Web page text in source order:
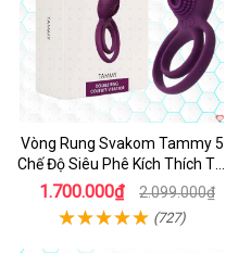
Vòng Rung Svakom Tammy 5
Chế Độ Siêu Phê Kích Thích Tối
Đa
1.700.000₫ 2.099.000₫
(727)